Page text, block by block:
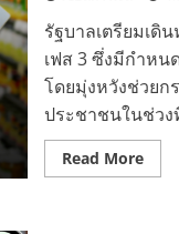
60
ปี
ขึ้น
รัฐบาลเตรียมเดิ
เฟส 3 ซึ่งมีกำหน
โดยมุ่งหวังช่วยก
ประชาชนในช่วง
Read MoreRead
more